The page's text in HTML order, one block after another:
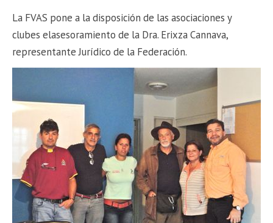
La FVAS pone a la disposición de las asociaciones y
clubes elasesoramiento de la Dra. Erixza Cannava,
representante Jurídico de la Federación.